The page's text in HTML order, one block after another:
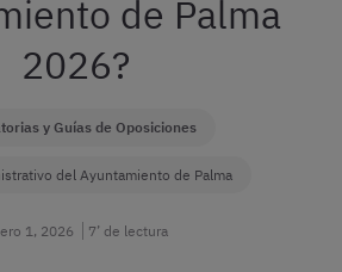
de Palma
2026?
y Guías de Oposiciones
del Ayuntamiento de Palma
1, 2026 7’ de lectura